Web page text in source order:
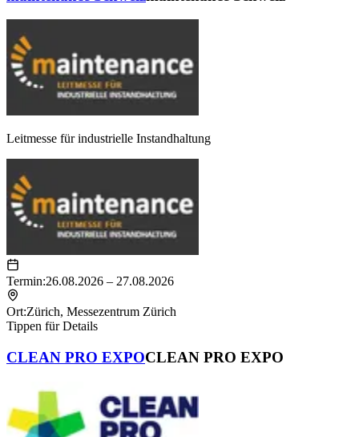
Leitmesse für industrielle Instandhaltung
Termin:26.08.2026 – 27.08.2026
Ort:Zürich, Messezentrum Zürich
Tippen für Details
CLEAN PRO EXPOCLEAN PRO EXPO